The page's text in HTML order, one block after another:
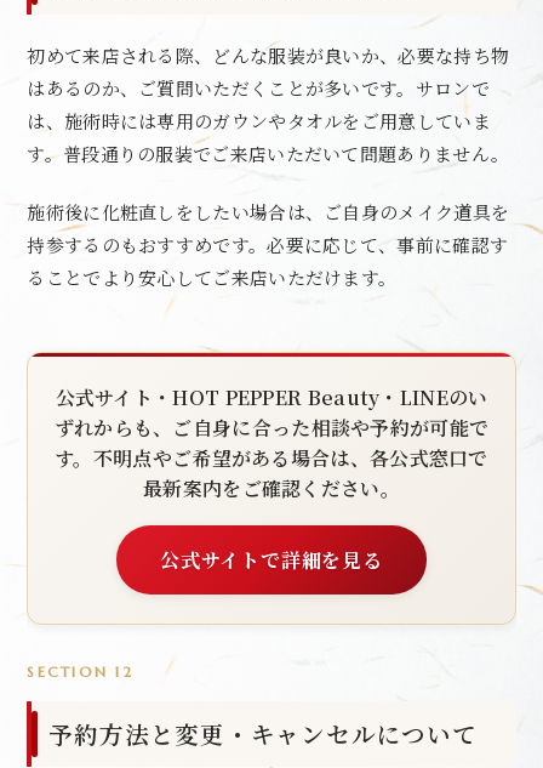
初めて来店される際、どんな服装が良いか、必要な持ち物
はあるのか、ご質問いただくことが多いです。サロンで
は、施術時には専用のガウンやタオルをご用意していま
す。普段通りの服装でご来店いただいて問題ありません。
施術後に化粧直しをしたい場合は、ご自身のメイク道具を
持参するのもおすすめです。必要に応じて、事前に確認す
ることでより安心してご来店いただけます。
公式サイト・HOT PEPPER Beauty・LINEのい
ずれからも、ご自身に合った相談や予約が可能で
す。不明点やご希望がある場合は、各公式窓口で
最新案内をご確認ください。
公式サイトで詳細を見る
SECTION 12
予約方法と変更・キャンセルについて